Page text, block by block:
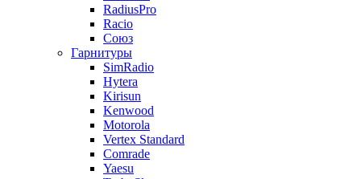
RadiusPro
Racio
Союз
Гарнитуры
SimRadio
Hytera
Kirisun
Kenwood
Motorola
Vertex Standard
Comrade
Yaesu